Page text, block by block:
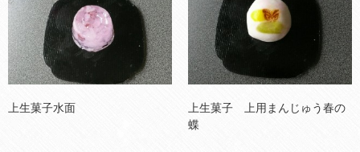
上生菓子水面
上生菓子 上用まんじゅう春の
蝶